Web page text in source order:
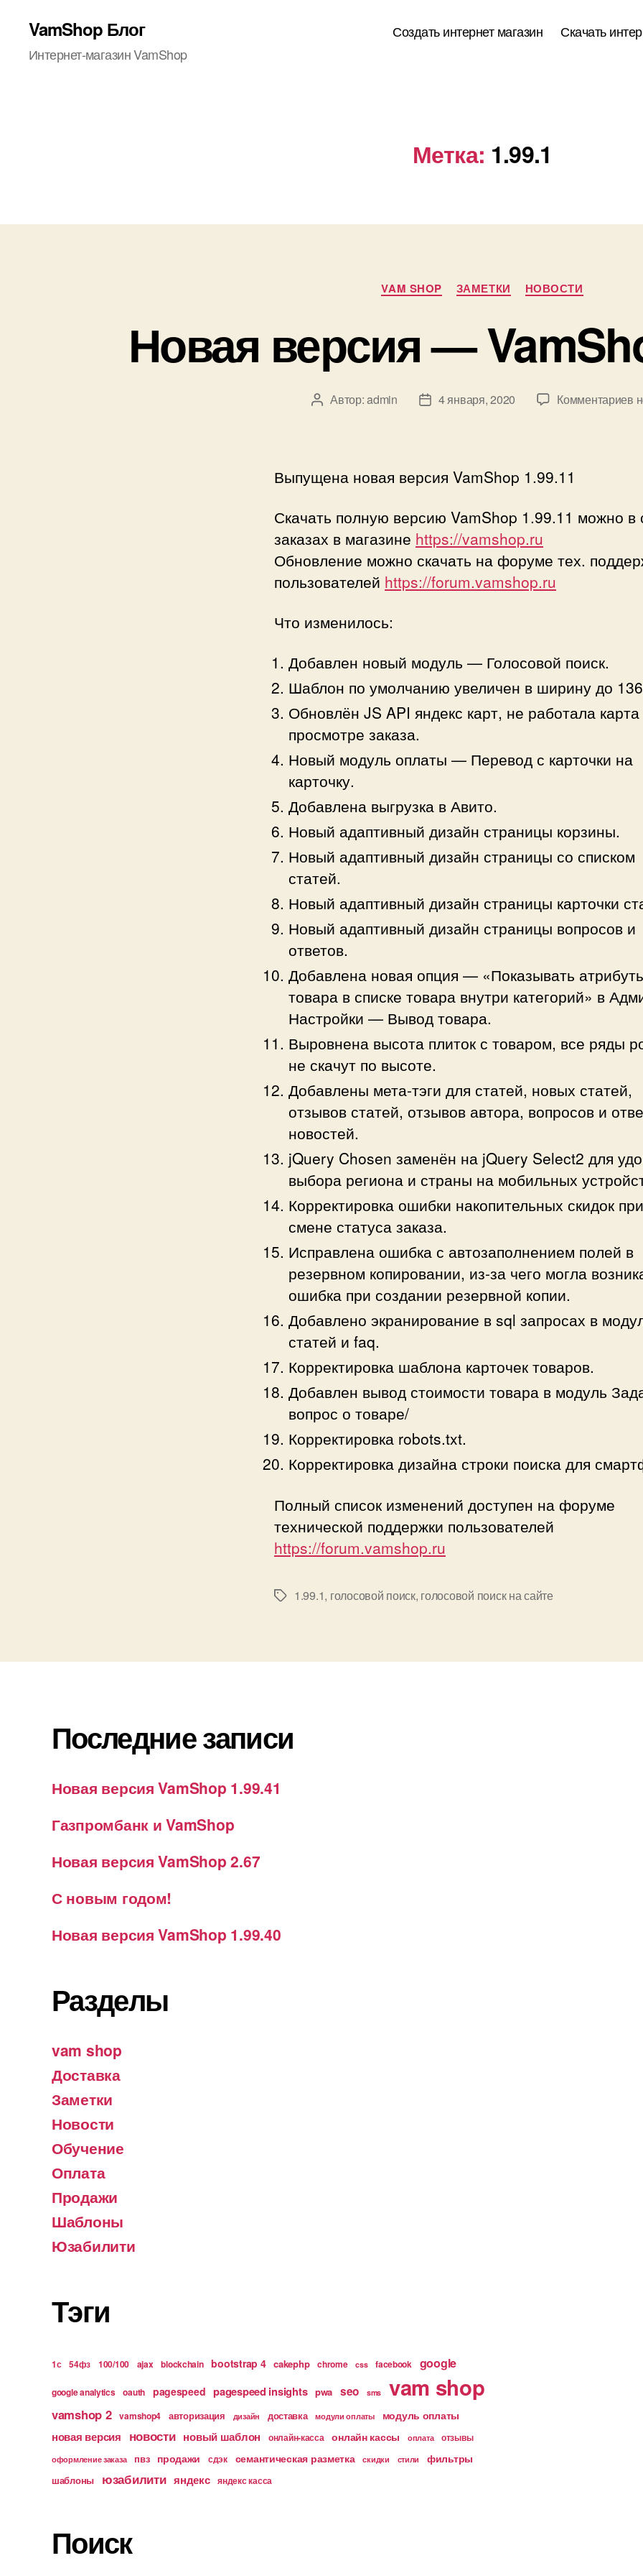
VamShop Блог
Интернет-магазин VamShop
Создать интернет магазин Скачать
Метка: 1.99.1
Рубрики
VAM SHOP ЗАМЕТКИ НОВОСТИ
Новая версия —
Автор
Автор:admin
Дата4 января, 2020 Комментариевк
Выпущена новая версия VamShop 1.99.11
Скачать полную версию VamShop 1.99.11 можно в
заказах в магазине https://vamshop.ru
Обновление можно скачать на форуме тех.
пользователей https://forum.vamshop.ru
Что изменилось:
Добавлен новый модуль — Голосовой поиск.
Шаблон по умолчанию увеличен в ширину до
Обновлён JS API яндекс карт, не работала
просмотре заказа.
Новый модуль оплаты — Перевод с карточки на
карточку.
Добавлена выгрузка в Авито.
Новый адаптивный дизайн страницы корзины.
Новый адаптивный дизайн страницы со списком
статей.
Новый адаптивный дизайн страницы карточки
Новый адаптивный дизайн страницы вопросов и
ответов.
Добавлена новая опция — «Показывать
товара в списке товара внутри категорий» в
Настройки — Вывод товара.
Выровнена высота плиток с товаром, все ряды
не скачут по высоте.
Добавлены мета-тэги для статей, новых статей,
отзывов статей, отзывов автора, вопросов и
новостей.
jQuery Chosen заменён на jQuery Select2 для
выбора региона и страны на мобильных
Корректировка ошибки накопительных скидок при
смене статуса заказа.
Исправлена ошибка с автозаполнением полей в
резервном копировании, из-за чего могла
ошибка при создании резервной копии.
Добавлено экранирование в sql запросах в
статей и faq.
Корректировка шаблона карточек товаров.
Добавлен вывод стоимости товара в модуль
вопрос о товаре/
Корректировка robots.txt.
Корректировка дизайна строки поиска для
Полный список изменений доступен на форуме
технической поддержки пользователей
https://forum.vamshop.ru
Метки1.99.1, голосовой поиск, голосовой поиск на сайте
Последние записи
Новая версия VamShop 1.99.41
Газпромбанк и VamShop
Новая версия VamShop 2.67
С новым годом!
Новая версия VamShop 1.99.40
Разделы
vam shop
Доставка
Заметки
Новости
Обучение
Оплата
Продажи
Шаблоны
Юзабилити
Тэги
1с 54фз 100/100 ajax blockchain bootstrap 4 cakephp chrome css facebook google
google analytics oauth pagespeed pagespeed insights pwa seo sms vam shop
vamshop 2 vamshop4 авторизация дизайн доставка модули оплаты модуль оплаты
новая версия новости новый шаблон онлайн-касса онлайн кассы оплата отзывы
оформление заказа пвз продажи сдэк семантическая разметка скидки стили фильтры
шаблоны юзабилити яндекс яндекс касса
Поиск